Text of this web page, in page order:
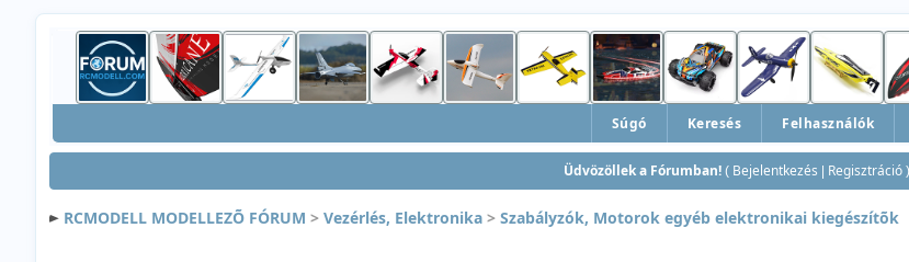
Súgó Keresés Felhasználók
Üdvözöllek a Fórumban! ( Bejelentkezés Regisztráció )
RCMODELL MODELLEZÕ FÓRUM > Vezérlés, Elektronika > Szabályzók, Motorok egyéb elektronikai kiegészítõk